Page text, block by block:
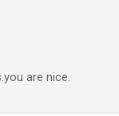
are nice.